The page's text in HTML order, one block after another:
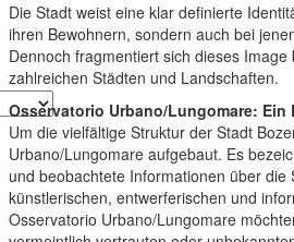
Die Stadt weist eine klar definierte
ihren Bewohnern, sondern auch bei
Dennoch fragmentiert sich dieses
zahlreichen Städten und Landschaften.
Osservatorio Urbano/Lungomare:
Um die vielfältige Struktur der Stadt
Urbano/Lungomare aufgebaut. Es
und beobachtete Informationen über
künstlerischen, entwerferischen und
Osservatorio Urbano/Lungomare